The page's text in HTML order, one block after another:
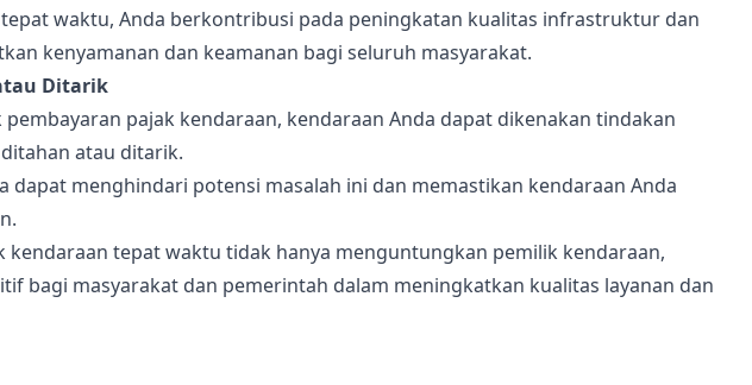
waktu, Anda berkontribusi pada peningkatan kualitas infrastruktur dan
kenyamanan dan keamanan bagi seluruh masyarakat.
Ditarik
pajak kendaraan, kendaraan Anda dapat dikenakan tindakan
atau ditarik.
dapat menghindari potensi masalah ini dan memastikan kendaraan Anda
kendaraan tepat waktu tidak hanya menguntungkan pemilik kendaraan,
bagi masyarakat dan pemerintah dalam meningkatkan kualitas layanan dan